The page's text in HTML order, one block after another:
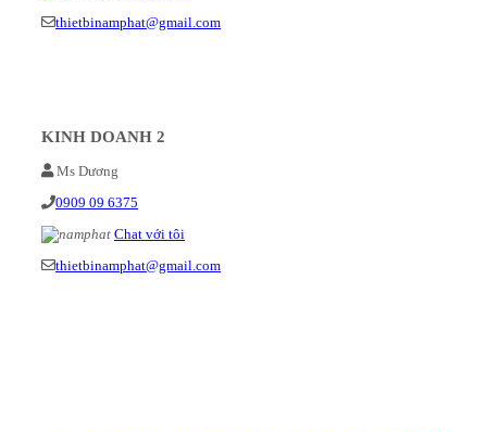
thietbinamphat@gmail.com
KINH DOANH 2
Ms Dương
0909 09 6375
Chat với tôi
thietbinamphat@gmail.com